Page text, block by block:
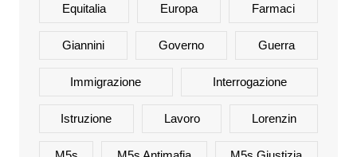
Equitalia Europa Farmaci
Giannini Governo Guerra
Immigrazione Interrogazione
Istruzione Lavoro Lorenzin